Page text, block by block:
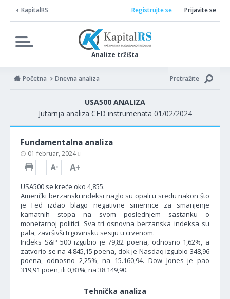
KapitalRS
Analize tržišta
Registrujte se Prijavite se
Početna Dnevna analiza Pretražite
USA500 ANALIZA
Jutarnja analiza CFD instrumenata 01/02/2024
Fundamentalna analiza
01 februar, 2024
USA500 se kreće oko 4,855.
Američki berzanski indeksi naglo su opali u sredu nakon što
je Fed izdao blago negativne smernice za smanjenje
kamatnih stopa na svom poslednjem sastanku o
monetarnoj politici. Sva tri osnovna berzanska indeksa su
pala, završivši trgovinsku sesiju u crvenom.
Indeks S&P 500 izgubio je 79,82 poena, odnosno 1,62%, a
zatvorio se na 4.845,15 poena, dok je Nasdaq izgubio 348,96
poena, odnosno 2,25%, na 15.160,94. Dow Jones je pao
319,91 poen, ili 0,83%, na 38.149,90.
Tehnička analiza